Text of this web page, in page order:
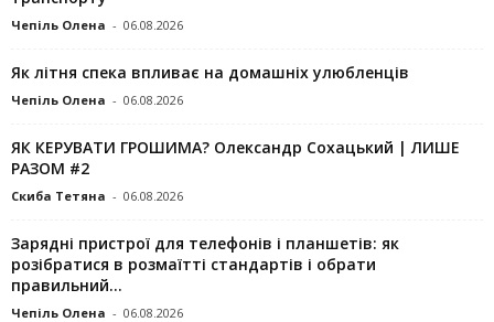
Чепіль Олена - 06.08.2026
Як літня спека впливає на домашніх улюбленців
Чепіль Олена - 06.08.2026
ЯК КЕРУВАТИ ГРОШИМА? Олександр Сохацький | ЛИШЕ
РАЗОМ #2
Скиба Тетяна - 06.08.2026
Зарядні пристрої для телефонів і планшетів: як
розібратися в розмаїтті стандартів і обрати
правильний...
Чепіль Олена - 06.08.2026